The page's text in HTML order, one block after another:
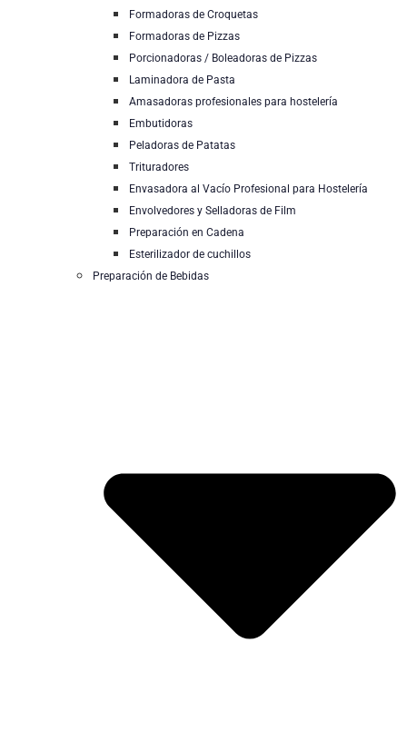
Formadoras de Croquetas
Formadoras de Pizzas
Porcionadoras / Boleadoras de Pizzas
Laminadora de Pasta
Amasadoras profesionales para hostelería
Embutidoras
Peladoras de Patatas
Trituradores
Envasadora al Vacío Profesional para Hostelería
Envolvedores y Selladoras de Film
Preparación en Cadena
Esterilizador de cuchillos
Preparación de Bebidas